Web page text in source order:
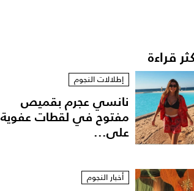
قراءة
إطلالات النجوم
نانسي عجرم بقميص
مفتوح في لقطات عفوية
على...
أخبار النجوم